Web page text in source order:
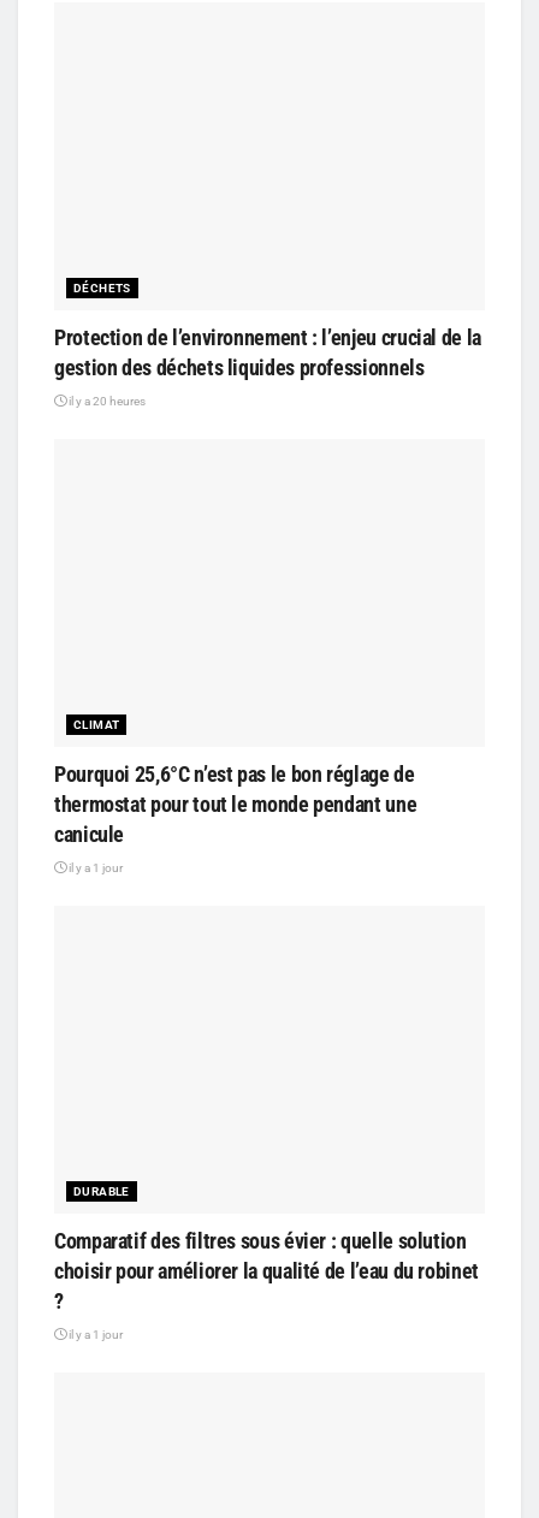
DÉCHETS
Protection de l’environnement : l’enjeu crucial de la
gestion des déchets liquides professionnels
il y a 20 heures
CLIMAT
Pourquoi 25,6°C n’est pas le bon réglage de
thermostat pour tout le monde pendant une
canicule
il y a 1 jour
DURABLE
Comparatif des filtres sous évier : quelle solution
choisir pour améliorer la qualité de l’eau du robinet
?
il y a 1 jour